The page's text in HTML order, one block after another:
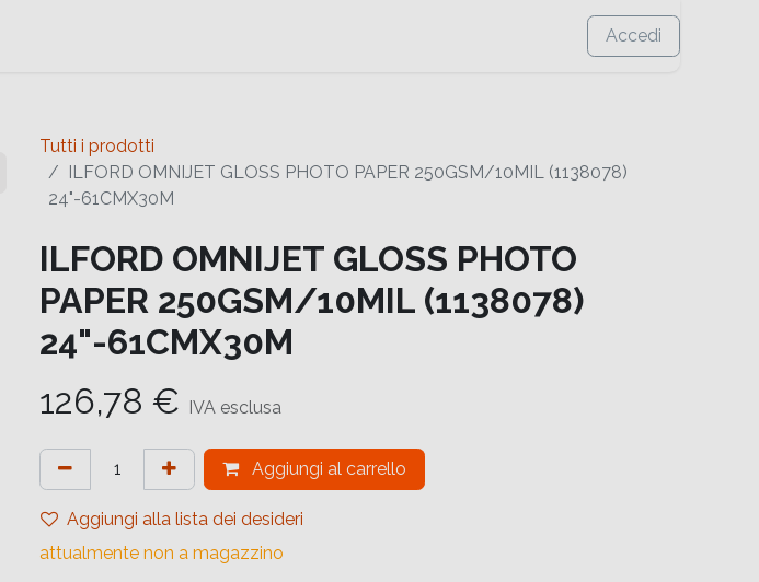
Accedi
Tutti i prodotti
ILFORD OMNIJET GLOSS PHOTO PAPER 250GSM/10MIL (1138078)
24"-61CMX30M
ILFORD OMNIJET GLOSS PHOTO
PAPER 250GSM/10MIL (1138078)
24"-61CMX30M
126,78 € IVA esclusa
Aggiungi al carrello
Aggiungi alla lista dei desideri
attualmente non a magazzino